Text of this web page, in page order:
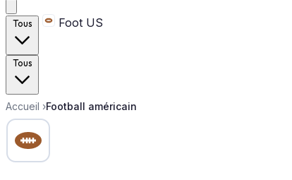
Tous Foot US
Tous
Accueil ›Football américain